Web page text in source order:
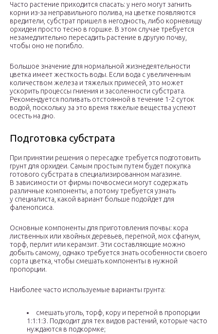
Часто растение приходится спасать: у него могут загнить
корни из-за неправильного полива, на цветке появляются
вредители, субстрат пришел в негодность, либо корневищу
орхидеи просто тесно в горшке. В этом случае требуется
незамедлительно пересадить растение в другую почву,
чтобы оно не погибло.
Большое значение для нормальной жизнедеятельности
цветка имеет жесткость воды. Если вода с увеличенным
количеством железа и тяжелых примесей, это может
ускорить процессы гниения и засоленности субстрата.
Рекомендуется поливать отстоянной в течение 1-2 суток
водой, поскольку за это время тяжелые вещества успеют
осесть на дно.
Подготовка субстрата
При принятии решения о пересадке требуется подготовить
грунт для орхидеи. Самым простым путем будет покупка
готового субстрата в специализированном магазине.
В зависимости от фирмы почвосмеси могут содержать
различные компоненты, а потому требуется узнать
у специалиста, какой вариант больше подойдет для
фаленопсиса.
Основные компоненты для приготовления почвы: кора
лиственных или хвойных деревьев, перегной, мох сфагнум,
торф, перлит или керамзит. Эти составляющие можно
добыть самому, однако требуется знать особенности своего
сорта цветка, чтобы смешать компоненты в нужной
пропорции.
Наиболее часто используемые варианты грунта:
смешать уголь, торф, кору и перегной в пропорции
1:1:1:3. Подходит для тех видов растений, которые часто
нуждаются в подкормке;